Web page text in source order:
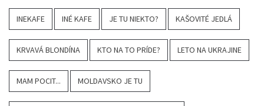
INEKAFE INÉ KAFE JE TU NIEKTO? KAŠOVITÉ JEDLÁ
KRVAVÁ BLONDÍNA KTO NA TO PRÍDE? LETO NA UKRAJINE
MAM POCIT... MOLDAVSKO JE TU